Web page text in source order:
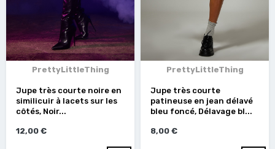
PrettyLittleThing
Jupe très courte noire en
similicuir à lacets sur les
côtés, Noir...
12,00 €
PrettyLittleThing
Jupe très courte
patineuse en jean délavé
bleu foncé, Délavage bl...
8,00 €